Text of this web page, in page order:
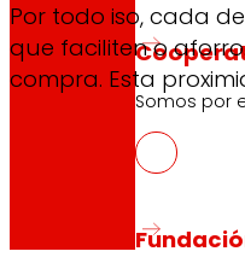
Somos por
Por todo iso, cada
que faciliten o
compra. Esta